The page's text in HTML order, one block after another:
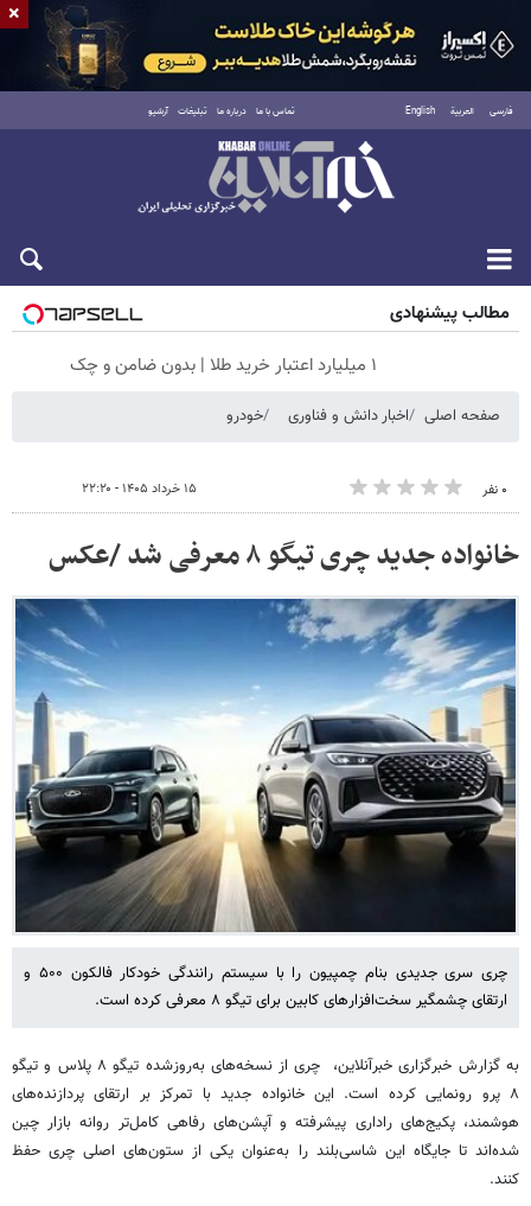
فارسی العربية English تماس با ما درباره ما تبلیغات آرشیو
جمعه ۱۶ مرداد ۱۴۰۵
مطالب پیشنهادی
۱ میلیارد اعتبار خرید طلا | بدون ضامن و چک
صفحه اصلی اخبار دانش و فناوری خودرو
۰ نفر ۱۵ خرداد ۱۴۰۵ - ۲۲:۲۰
خانواده جدید چری تیگو ۸ معرفی شد /عکس
چری سری جدیدی بنام چمپیون را با سیستم رانندگی خودکار فالکون ۵۰۰ و
ارتقای چشمگیر سخت‌افزارهای کابین برای تیگو ۸ معرفی کرده است.
به گزارش خبرگزاری خبرآنلاین، چری از نسخه‌های به‌روزشده تیگو ۸ پلاس و تیگو
۸ پرو رونمایی کرده است. این خانواده جدید با تمرکز بر ارتقای پردازنده‌های
هوشمند، پکیج‌های راداری پیشرفته و آپشن‌های رفاهی کامل‌تر روانه بازار چین
شده‌اند تا جایگاه این شاسی‌بلند را به‌عنوان یکی از ستون‌های اصلی چری حفظ
کنند.
×